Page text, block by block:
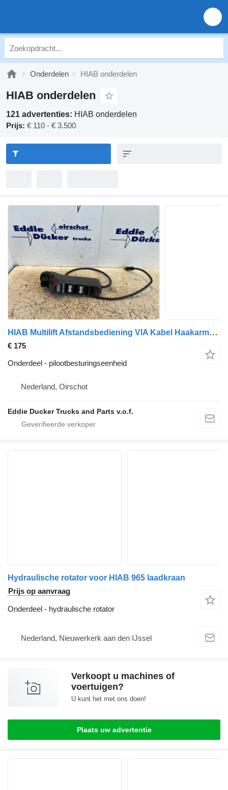
Onderdelen HIAB onderdelen
HIAB onderdelen
121 advertenties: HIAB onderdelen
Prijs: € 110 - € 3.500
HIAB Multilift Afstandsbediening VIA Kabel Haakarmsysteem pilootbesturingseenheid voor vrachtwagen
€ 175
Onderdeel - pilootbesturingseenheid
Nederland, Oirschot
Eddie Ducker Trucks and Parts v.o.f.
Hydraulische rotator voor HIAB 965 laadkraan
Prijs op aanvraag
Onderdeel - hydraulische rotator
Nederland, Nieuwerkerk aan den IJssel
Verkoopt u machines of
voertuigen?
U kunt het met ons doen!
Plaats uw advertentie